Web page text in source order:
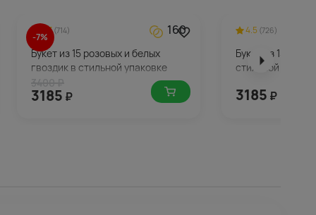
-7%
4.7(714) 160
Букет из 15 розовых и белых
гвоздик в стильной упаковке
3185 ₽
4.5 (726)
Букет из 15
стильной
3185 ₽